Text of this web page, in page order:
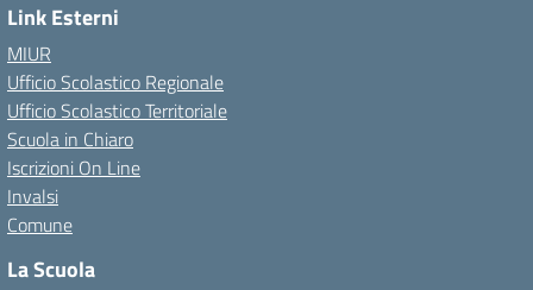
Link Esterni
MIUR
Ufficio Scolastico Regionale
Ufficio Scolastico Territoriale
Scuola in Chiaro
Iscrizioni On Line
Invalsi
Comune
La Scuola